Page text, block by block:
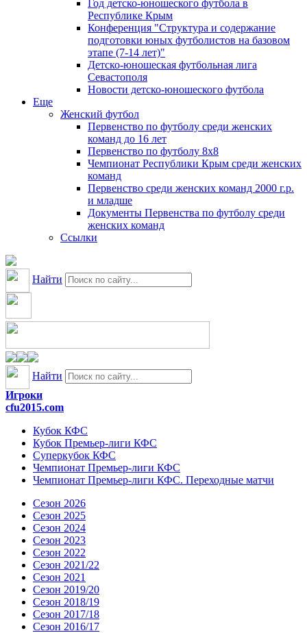
Год детско-юношеского футбола в
Республике Крым
Конференция "Структура и содержание
подготовки юных футболистов на базовом
этапе (7-14 лет)"
Детско-юношеская футбольная лига
Севастополя
Новости детско-юношеского футбола
Еще
Женский футбол
Первенство по футболу среди женских
команд до 16 лет
Первенство по футболу 8х8
Чемпионат Республики Крым среди женских
команд
Первенство среди женских команд 2000 г.р.
и младше
Документы Первенства по футболу среди
женских команд
Ссылки
Найти
Найти
Игроки
cfu2015.com
Кубок КФС
Кубок Премьер-лиги КФС
Суперкубок КФС
Чемпионат Премьер-лиги КФС
Чемпионат Премьер-лиги КФС. Переходные матчи
Сезон 2026
Сезон 2025
Сезон 2024
Сезон 2023
Сезон 2022
Сезон 2021/22
Сезон 2021
Сезон 2019/20
Сезон 2018/19
Сезон 2017/18
Сезон 2016/17